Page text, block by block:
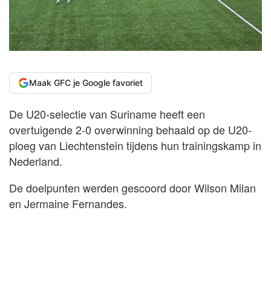
Maak GFC je Google favoriet
De U20-selectie van Suriname heeft een
overtuigende 2-0 overwinning behaald op de U20-
ploeg van Liechtenstein tijdens hun trainingskamp in
Nederland.
De doelpunten werden gescoord door Wilson Milan
en Jermaine Fernandes.